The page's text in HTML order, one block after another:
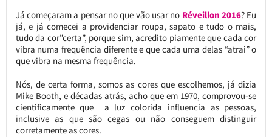
Já começaram a pensar no que vão usar no Réveillon 2016? Eu
já, e já comecei a providenciar roupa, sapato e tudo o mais,
tudo da cor”certa”, porque sim, acredito piamente que cada cor
vibra numa frequência diferente e que cada uma delas “atrai” o
que vibra na mesma frequência.
Nós, de certa forma, somos as cores que escolhemos, já dizia
Mike Booth, e décadas atrás, acho que em 1970, comprovou-se
cientificamente que a luz colorida influencia as pessoas,
inclusive as que são cegas ou não conseguem distinguir
corretamente as cores.